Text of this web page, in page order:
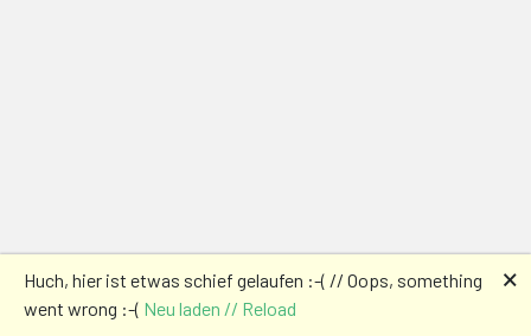
Huch, hier ist etwas schief gelaufen :-( // Oops, something
went wrong :-( Neu laden // Reload
🗙